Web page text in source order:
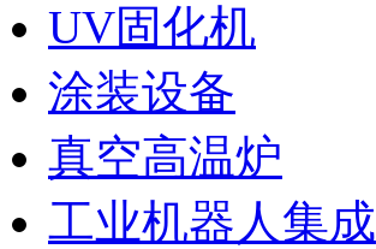
UV固化机
涂装设备
真空高温炉
工业机器人集成